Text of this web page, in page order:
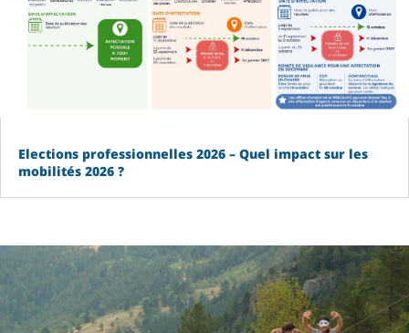
Elections professionnelles 2026 – Quel impact sur les
mobilités 2026 ?